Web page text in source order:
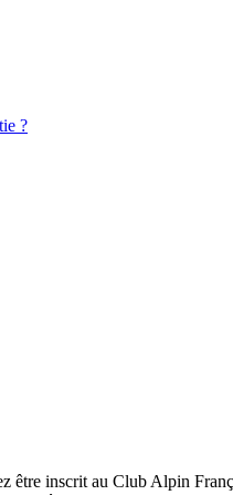
?
être inscrit au Club Alpin